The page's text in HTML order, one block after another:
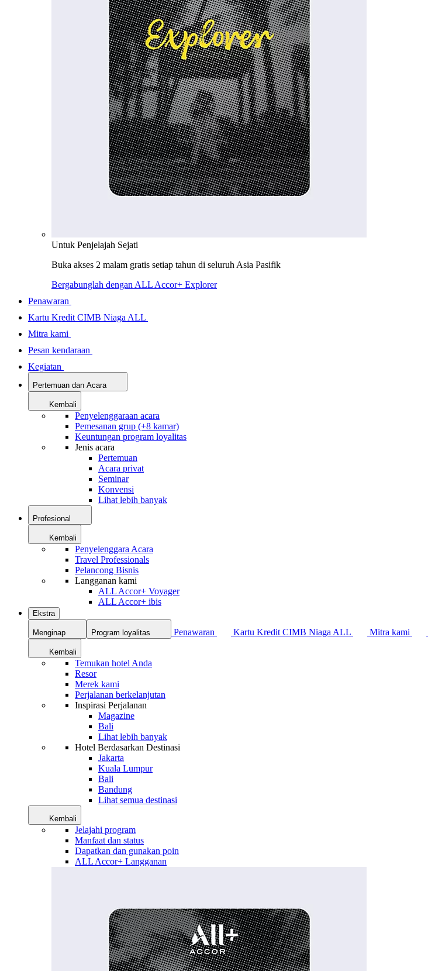
Untuk Penjelajah Sejati
Buka akses 2 malam gratis setiap tahun di seluruh Asia Pasifik
Bergabunglah dengan ALL Accor+ Explorer
Penawaran
Kartu Kredit CIMB Niaga ALL
Mitra kami
Pesan kendaraan
Kegiatan
Pertemuan dan Acara
Kembali
Penyelenggaraan acara
Pemesanan grup (+8 kamar)
Keuntungan program loyalitas
Jenis acara
Pertemuan
Acara privat
Seminar
Konvensi
Lihat lebih banyak
Profesional
Kembali
Penyelenggara Acara
Travel Professionals
Pelancong Bisnis
Langganan kami
ALL Accor+ Voyager
ALL Accor+ ibis
Ekstra
Menginap Program loyalitas Penawaran Kartu Kredit CIMB Niaga ALL Mitra kami
Kembali
Temukan hotel Anda
Resor
Merek kami
Perjalanan berkelanjutan
Inspirasi Perjalanan
Magazine
Bali
Lihat lebih banyak
Hotel Berdasarkan Destinasi
Jakarta
Kuala Lumpur
Bali
Bandung
Lihat semua destinasi
Kembali
Jelajahi program
Manfaat dan status
Dapatkan dan gunakan poin
ALL Accor+ Langganan